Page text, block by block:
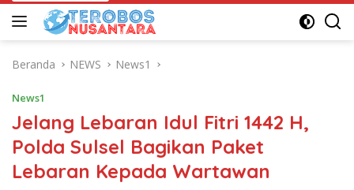
Beranda NEWS News1
News1
Jelang Lebaran Idul Fitri 1442 H,
Polda Sulsel Bagikan Paket
Lebaran Kepada Wartawan